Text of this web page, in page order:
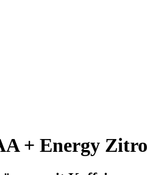
+ Energy